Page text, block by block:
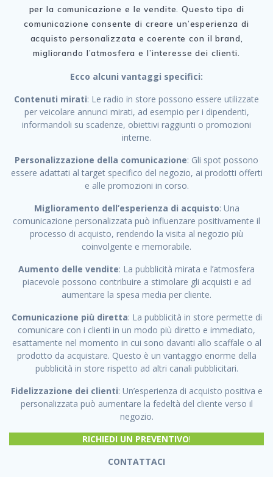
per la comunicazione e le vendite. Questo tipo di
comunicazione consente di creare un’esperienza di
acquisto personalizzata e coerente con il brand,
migliorando l’atmosfera e l’interesse dei clienti.
Ecco alcuni vantaggi specifici:
Contenuti mirati: Le radio in store possono essere utilizzate
per veicolare annunci mirati, ad esempio per i dipendenti,
informandoli su scadenze, obiettivi raggiunti o promozioni
interne.
Personalizzazione della comunicazione: Gli spot possono
essere adattati al target specifico del negozio, ai prodotti offerti
e alle promozioni in corso.
Miglioramento dell’esperienza di acquisto: Una
comunicazione personalizzata può influenzare positivamente il
processo di acquisto, rendendo la visita al negozio più
coinvolgente e memorabile.
Aumento delle vendite: La pubblicità mirata e l’atmosfera
piacevole possono contribuire a stimolare gli acquisti e ad
aumentare la spesa media per cliente.
Comunicazione più diretta: La pubblicità in store permette di
comunicare con i clienti in un modo più diretto e immediato,
esattamente nel momento in cui sono davanti allo scaffale o al
prodotto da acquistare. Questo è un vantaggio enorme della
pubblicità in store rispetto ad altri canali pubblicitari.
Fidelizzazione dei clienti: Un’esperienza di acquisto positiva e
personalizzata può aumentare la fedeltà del cliente verso il
negozio.
RICHIEDI UN PREVENTIVO!
CONTATTACI